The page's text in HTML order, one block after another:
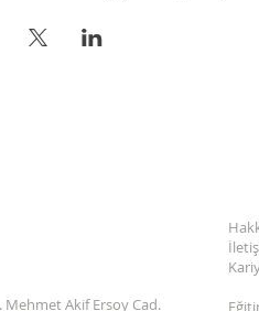
Mehmet Akif Ersoy Cad.